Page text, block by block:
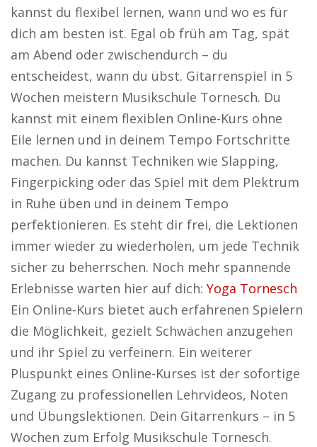
kannst du flexibel lernen, wann und wo es für
dich am besten ist. Egal ob früh am Tag, spät
am Abend oder zwischendurch – du
entscheidest, wann du übst. Gitarrenspiel in 5
Wochen meistern Musikschule Tornesch. Du
kannst mit einem flexiblen Online-Kurs ohne
Eile lernen und in deinem Tempo Fortschritte
machen. Du kannst Techniken wie Slapping,
Fingerpicking oder das Spiel mit dem Plektrum
in Ruhe üben und in deinem Tempo
perfektionieren. Es steht dir frei, die Lektionen
immer wieder zu wiederholen, um jede Technik
sicher zu beherrschen. Noch mehr spannende
Erlebnisse warten hier auf dich: Yoga Tornesch
Ein Online-Kurs bietet auch erfahrenen Spielern
die Möglichkeit, gezielt Schwächen anzugehen
und ihr Spiel zu verfeinern. Ein weiterer
Pluspunkt eines Online-Kurses ist der sofortige
Zugang zu professionellen Lehrvideos, Noten
und Übungslektionen. Dein Gitarrenkurs – in 5
Wochen zum Erfolg Musikschule Tornesch.